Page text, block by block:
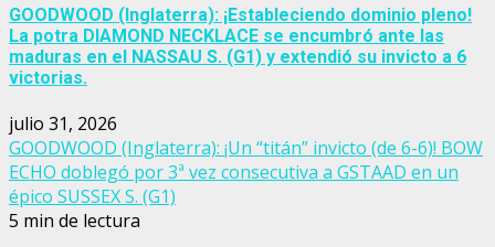
GOODWOOD (Inglaterra): ¡Estableciendo dominio pleno!
La potra DIAMOND NECKLACE se encumbró ante las
maduras en el NASSAU S. (G1) y extendió su invicto a 6
victorias.
julio 31, 2026
GOODWOOD (Inglaterra): ¡Un “titán” invicto (de 6-6)! BOW
ECHO doblegó por 3ª vez consecutiva a GSTAAD en un
épico SUSSEX S. (G1)
5 min de lectura